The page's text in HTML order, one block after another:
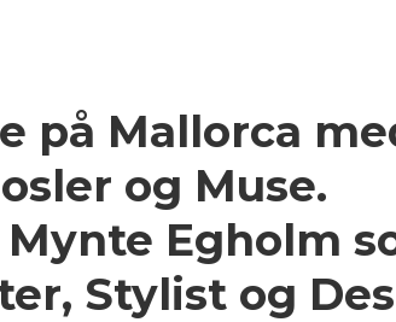
på Mallorca
og Muse.
Egholm
Stylist og